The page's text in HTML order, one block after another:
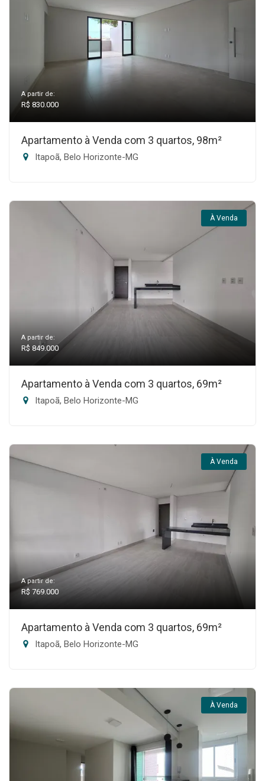
A partir de:
R$ 830.000
Apartamento à Venda com 3 quartos, 98m²
Itapoã, Belo Horizonte-MG
À Venda
A partir de:
R$ 849.000
Apartamento à Venda com 3 quartos, 69m²
Itapoã, Belo Horizonte-MG
À Venda
A partir de:
R$ 769.000
Apartamento à Venda com 3 quartos, 69m²
Itapoã, Belo Horizonte-MG
À Venda